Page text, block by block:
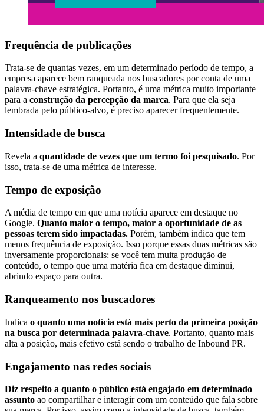
Frequência de publicações
Trata-se de quantas vezes, em um determinado período de tempo, a
empresa aparece bem ranqueada nos buscadores por conta de uma
palavra-chave estratégica. Portanto, é uma métrica muito importante
para a construção da percepção da marca. Para que ela seja
lembrada pelo público-alvo, é preciso aparecer frequentemente.
Intensidade de busca
Revela a quantidade de vezes que um termo foi pesquisado. Por
isso, trata-se de uma métrica de interesse.
Tempo de exposição
A média de tempo em que uma notícia aparece em destaque no
Google. Quanto maior o tempo, maior a oportunidade de as
pessoas terem sido impactadas. Porém, também indica que tem
menos frequência de exposição. Isso porque essas duas métricas são
inversamente proporcionais: se você tem muita produção de
conteúdo, o tempo que uma matéria fica em destaque diminui,
abrindo espaço para outra.
Ranqueamento nos buscadores
Indica o quanto uma notícia está mais perto da primeira posição
na busca por determinada palavra-chave. Portanto, quanto mais
alta a posição, mais efetivo está sendo o trabalho de Inbound PR.
Engajamento nas redes sociais
Diz respeito a quanto o público está engajado em determinado
assunto ao compartilhar e interagir com um conteúdo que fala sobre